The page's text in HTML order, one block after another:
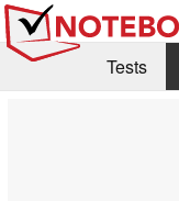
Tests